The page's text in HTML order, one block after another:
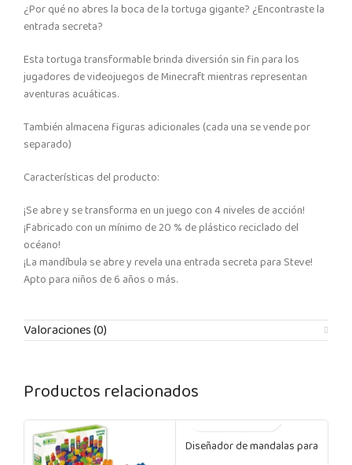
¿Por qué no abres la boca de la tortuga gigante? ¿Encontraste la
entrada secreta?
Esta tortuga transformable brinda diversión sin fin para los
jugadores de videojuegos de Minecraft mientras representan
aventuras acuáticas.
También almacena figuras adicionales (cada una se vende por
separado)
Características del producto:
¡Se abre y se transforma en un juego con 4 niveles de acción!
¡Fabricado con un mínimo de 20 % de plástico reciclado del
océano!
¡La mandíbula se abre y revela una entrada secreta para Steve!
Apto para niños de 6 años o más.
Valoraciones (0)
Productos relacionados
Diseñador de mandalas para